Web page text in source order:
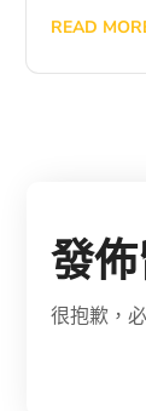
READ
發
很抱歉，